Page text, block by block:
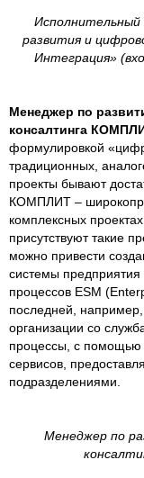
развития и
Интеграция»
Менеджер по
консалтинга
формулировкой
традиционных,
проекты бывают
КОМПЛИТ –
комплексных
присутствуют такие
можно привести
системы
процессов ESM
последней, например,
организации со
процессы, с помощью
сервисов,
подразделениями.
Менеджер по